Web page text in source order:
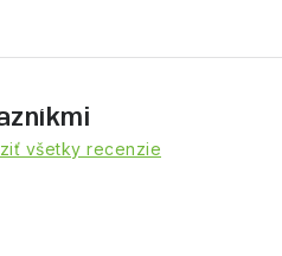
všetky recenzie